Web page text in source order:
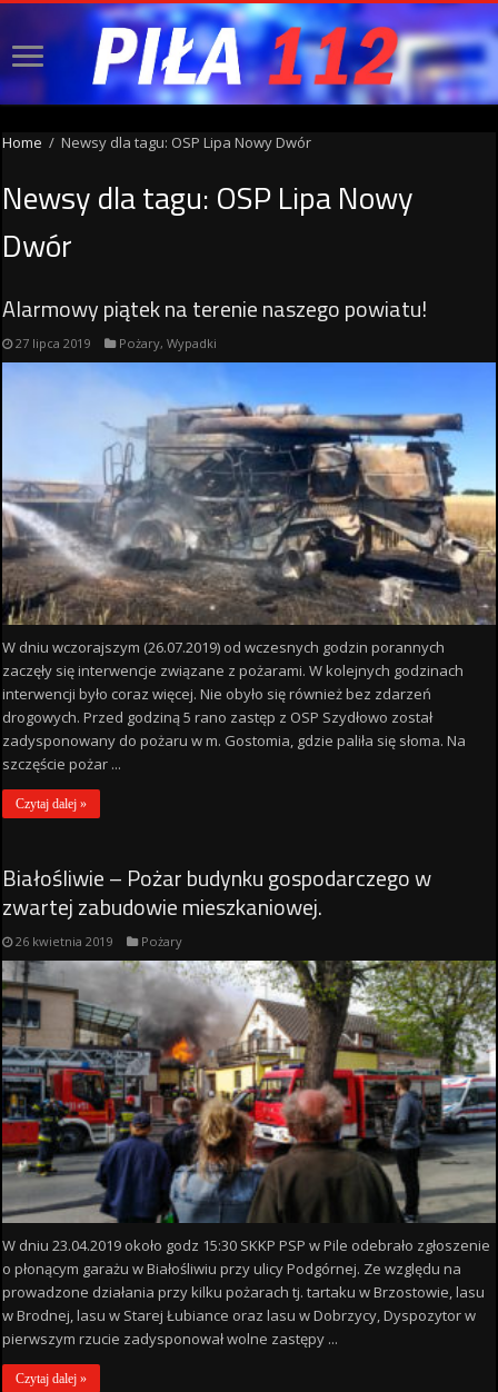
Home / Newsy dla tagu: OSP Lipa Nowy Dwór
Newsy dla tagu: OSP Lipa Nowy
Dwór
Alarmowy piątek na terenie naszego powiatu!
27 lipca 2019 Pożary,Wypadki
W dniu wczorajszym (26.07.2019) od wczesnych godzin porannych
zaczęły się interwencje związane z pożarami. W kolejnych godzinach
interwencji było coraz więcej. Nie obyło się również bez zdarzeń
drogowych. Przed godziną 5 rano zastęp z OSP Szydłowo został
zadysponowany do pożaru w m. Gostomia, gdzie paliła się słoma. Na
szczęście pożar ...
Czytaj dalej »
Białośliwie – Pożar budynku gospodarczego w
zwartej zabudowie mieszkaniowej.
26 kwietnia 2019 Pożary
W dniu 23.04.2019 około godz 15:30 SKKP PSP w Pile odebrało zgłoszenie
o płonącym garażu w Białośliwiu przy ulicy Podgórnej. Ze względu na
prowadzone działania przy kilku pożarach tj. tartaku w Brzostowie, lasu
w Brodnej, lasu w Starej Łubiance oraz lasu w Dobrzycy, Dyspozytor w
pierwszym rzucie zadysponował wolne zastępy ...
Czytaj dalej »